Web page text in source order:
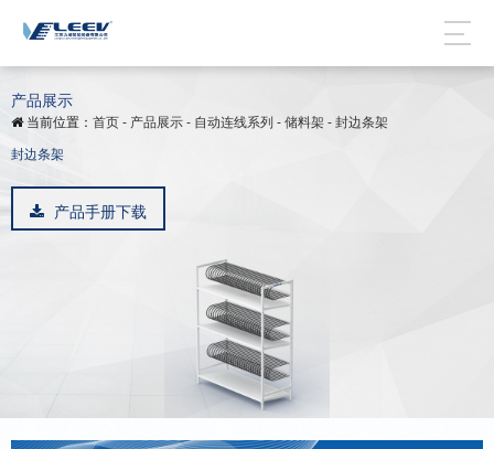
产品展示
当前位置： 首页- 产品展示- 自动连线系列 -储料架-封边条架
封边条架
产品手册下载